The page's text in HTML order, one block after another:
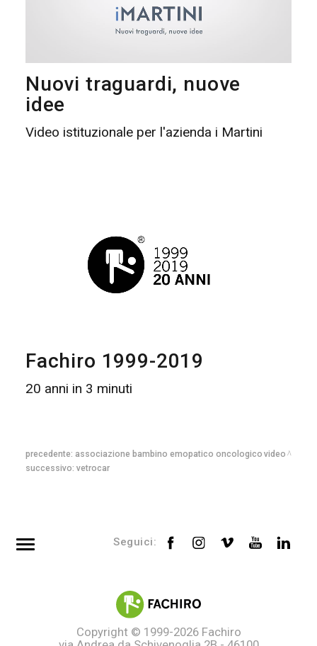
Nuovi traguardi, nuove
idee
Video istituzionale per l'azienda i Martini
Fachiro 1999-2019
20 anni in 3 minuti
precedente: associazione bambino emopatico oncologico
successivo: vetrocar
video
Seguici:
Site mapCopyright © 1999-2026Fachiro